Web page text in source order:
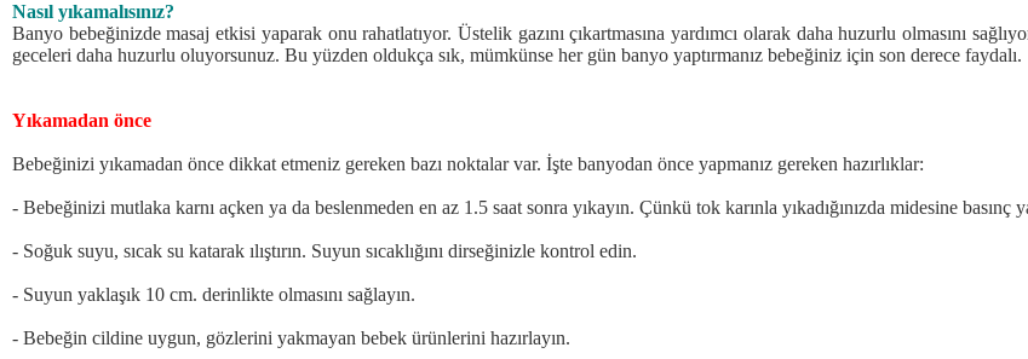
Nasıl yıkamalısınız?
Banyo bebeğinizde masaj etkisi yaparak onu rahatlatıyor. Üstelik gazını çıkartmasına yardımcı olarak daha huzurlu olmasını
geceleri daha huzurlu oluyorsunuz. Bu yüzden oldukça sık, mümkünse her gün banyo yaptırmanız bebeğiniz için son derece faydalı.
Yıkamadan önce
Bebeğinizi yıkamadan önce dikkat etmeniz gereken bazı noktalar var. İşte banyodan önce yapmanız gereken hazırlıklar:
- Bebeğinizi mutlaka karnı açken ya da beslenmeden en az 1.5 saat sonra yıkayın. Çünkü tok karınla yıkadığınızda midesine basınç
- Soğuk suyu, sıcak su katarak ılıştırın. Suyun sıcaklığını dirseğinizle kontrol edin.
- Suyun yaklaşık 10 cm. derinlikte olmasını sağlayın.
- Bebeğin cildine uygun, gözlerini yakmayan bebek ürünlerini hazırlayın.